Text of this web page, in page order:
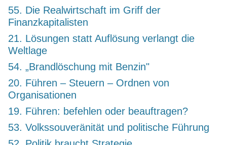
55. Die Realwirtschaft im Griff der
Finanzkapitalisten
21. Lösungen statt Auflösung verlangt die
Weltlage
54. „Brandlöschung mit Benzin"
20. Führen – Steuern – Ordnen von
Organisationen
19. Führen: befehlen oder beauftragen?
53. Volkssouveränität und politische Führung